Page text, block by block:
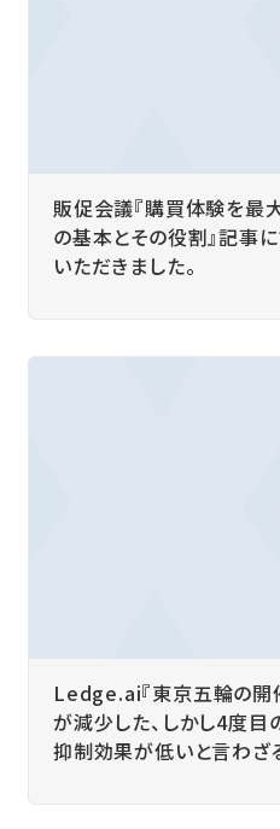
販促会議『購買体験を最
の基本とその役割』記事
いただきました。
Ledge.ai『東京五輪の
が減少した、しかし4度
抑制効果が低いと言わざ